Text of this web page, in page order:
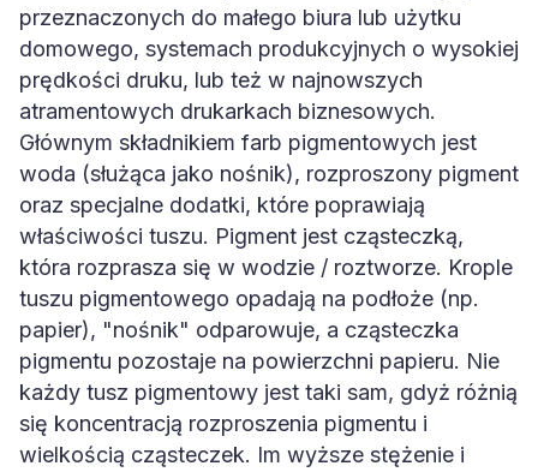
przeznaczonych do małego biura lub użytku
domowego, systemach produkcyjnych o wysokiej
prędkości druku, lub też w najnowszych
atramentowych drukarkach biznesowych.
Głównym składnikiem farb pigmentowych jest
woda (służąca jako nośnik), rozproszony pigment
oraz specjalne dodatki, które poprawiają
właściwości tuszu. Pigment jest cząsteczką,
która rozprasza się w wodzie / roztworze. Krople
tuszu pigmentowego opadają na podłoże (np.
papier), "nośnik" odparowuje, a cząsteczka
pigmentu pozostaje na powierzchni papieru. Nie
każdy tusz pigmentowy jest taki sam, gdyż różnią
się koncentracją rozproszenia pigmentu i
wielkością cząsteczek. Im wyższe stężenie i